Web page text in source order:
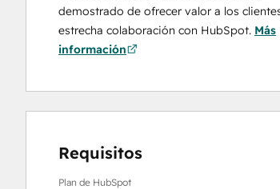
demostrado de ofrecer valor a los
estrecha colaboración con HubSpot. Más
información
Requisitos
Plan de HubSpot